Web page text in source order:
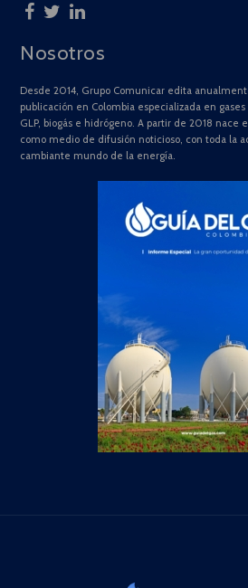
Nosotros
Desde 2014, Grupo Comunicar edita
publicación en Colombia especializada en
GLP, biogás e hidrógeno. A partir de 2018 nace
como medio de difusión noticioso, con toda la
cambiante mundo de la energía.